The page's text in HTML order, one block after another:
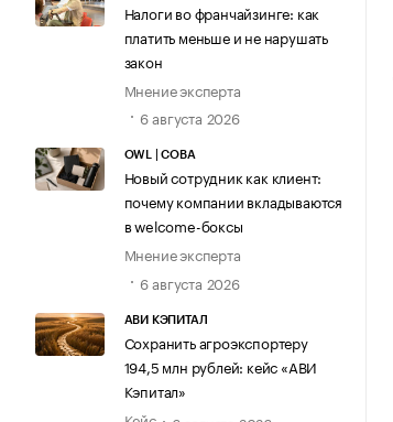
Налоги во франчайзинге: как
платить меньше и не нарушать
закон
Мнение эксперта
6 августа 2026
OWL | СОВА
Новый сотрудник как клиент:
почему компании вкладываются
в welcome-боксы
Мнение эксперта
6 августа 2026
АВИ КЭПИТАЛ
Сохранить агроэкспортеру
194,5 млн рублей: кейс «АВИ
Кэпитал»